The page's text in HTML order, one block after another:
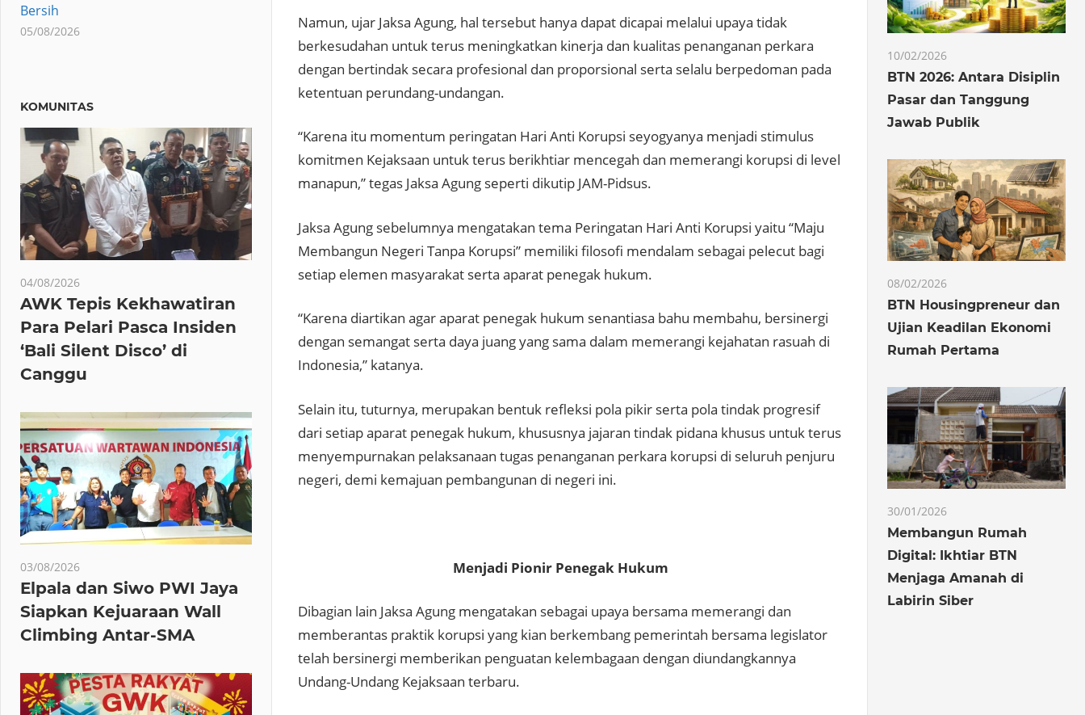
Namun, ujar Jaksa Agung, hal tersebut hanya dapat dicapai melalui upaya tidak
berkesudahan untuk terus meningkatkan kinerja dan kualitas penanganan perkara
dengan bertindak secara profesional dan proporsional serta selalu berpedoman pada
ketentuan perundang-undangan.
“Karena itu momentum peringatan Hari Anti Korupsi seyogyanya menjadi stimulus
komitmen Kejaksaan untuk terus berikhtiar mencegah dan memerangi korupsi di level
manapun,” tegas Jaksa Agung seperti dikutip JAM-Pidsus.
Jaksa Agung sebelumnya mengatakan tema Peringatan Hari Anti Korupsi yaitu “Maju
Membangun Negeri Tanpa Korupsi” memiliki filosofi mendalam sebagai pelecut bagi
setiap elemen masyarakat serta aparat penegak hukum.
“Karena diartikan agar aparat penegak hukum senantiasa bahu membahu, bersinergi
dengan semangat serta daya juang yang sama dalam memerangi kejahatan rasuah di
Indonesia,” katanya.
Selain itu, tuturnya, merupakan bentuk refleksi pola pikir serta pola tindak progresif
dari setiap aparat penegak hukum, khususnya jajaran tindak pidana khusus untuk terus
menyempurnakan pelaksanaan tugas penanganan perkara korupsi di seluruh penjuru
negeri, demi kemajuan pembangunan di negeri ini.
Menjadi Pionir Penegak Hukum
Dibagian lain Jaksa Agung mengatakan sebagai upaya bersama memerangi dan
memberantas praktik korupsi yang kian berkembang pemerintah bersama legislator
telah bersinergi memberikan penguatan kelembagaan dengan diundangkannya
Undang-Undang Kejaksaan terbaru.
Bersih
05/08/2026
KOMUNITAS
04/08/2026
AWK Tepis Kekhawatiran
Para Pelari Pasca Insiden
‘Bali Silent Disco’ di
Canggu
03/08/2026
Elpala dan Siwo PWI Jaya
Siapkan Kejuaraan Wall
Climbing Antar-SMA
10/02/2026
BTN 2026: Antara Disiplin
Pasar dan Tanggung
Jawab Publik
08/02/2026
BTN Housingpreneur dan
Ujian Keadilan Ekonomi
Rumah Pertama
30/01/2026
Membangun Rumah
Digital: Ikhtiar BTN
Menjaga Amanah di
Labirin Siber